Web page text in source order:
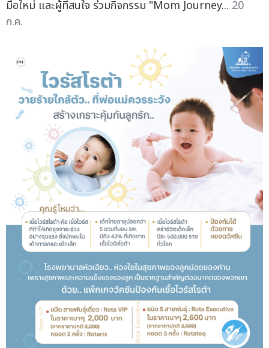
มือใหม่ และผู้ที่สนใจ ร่วมกิจกรรม "Mom Journey... 20
ก.ค.